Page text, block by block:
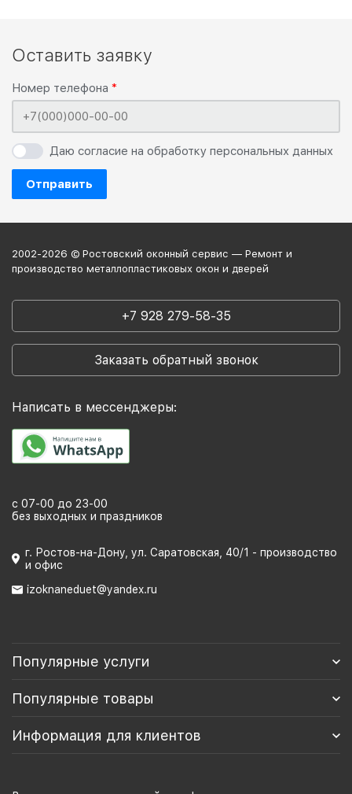
Оставить заявку
Номер телефона
Даю согласие на обработку персональных данных
Отправить
2002-2026 © Ростовский оконный сервис — Ремонт и
производство металлопластиковых окон и дверей
+7 928 279-58-35
Заказать обратный звонок
Написать в мессенджеры:
с 07-00 до 23-00
без выходных и праздников
г. Ростов-на-Дону, ул. Саратовская, 40/1 - производство
и офис
izoknaneduet@yandex.ru
Популярные услуги
Популярные товары
Информация для клиентов